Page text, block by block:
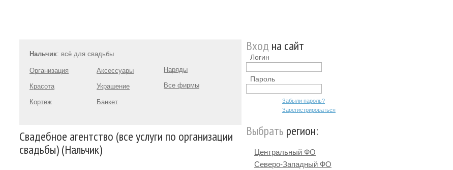
Нальчик: всё для свадьбы
Организация
Красота
Кортеж
Аксессуары
Украшение
Банкет
Наряды
Все фирмы
Свадебное агентство (все услуги по организации
свадьбы) (Нальчик)
Вход на сайт
Логин
Пароль
Забыли пароль?
Зарегистрироваться
Выбрать регион:
Центральный ФО
Северо-Западный ФО